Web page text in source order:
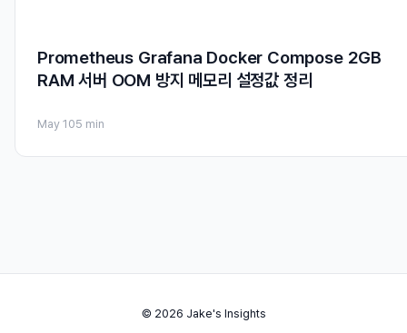
Prometheus Grafana Docker Compose 2GB
RAM 서버 OOM 방지 메모리 설정값 정리
May 105 min
© 2026 Jake's Insights